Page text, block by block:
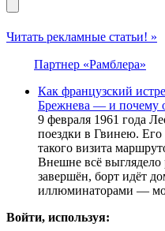
Читать рекламные статьи! »
Партнер «Рамблера»
Как французский
Брежнева — и почему
9 февраля 1961 года
поездки в Гвинею.
такого визита
Внешне всё выглядело
завершён, борт идёт
иллюминаторами —
Войти, используя: